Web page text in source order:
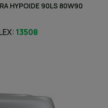
HYPOIDE 90LS 80W90
13508